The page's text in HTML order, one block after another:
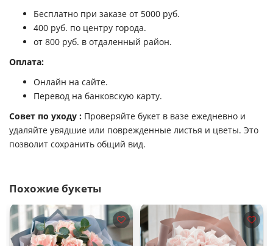
Бесплатно при заказе от 5000 руб.
400 руб. по центру города.
от 800 руб. в отдаленный район.
Оплата:
Онлайн на сайте.
Перевод на банковскую карту.
Совет по уходу : Проверяйте букет в вазе ежедневно и
удаляйте увядшие или поврежденные листья и цветы. Это
позволит сохранить общий вид.
Похожие букеты